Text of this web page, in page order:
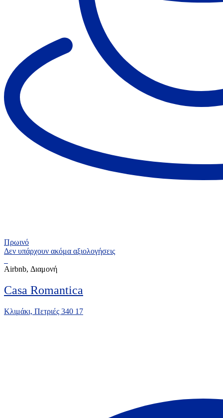
Πρωινό
Δεν υπάρχουν ακόμα αξιολογήσεις
Airbnb, Διαμονή
Casa Romantica
Κλιμάκι, Πετριές 340 17